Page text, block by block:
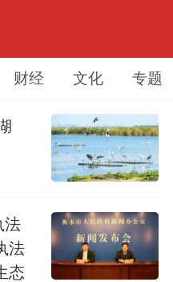
财经 文化 专题
法
法
态